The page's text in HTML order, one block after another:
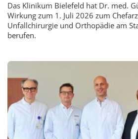
Das Klinikum Bielefeld hat Dr. med.
Wirkung zum 1. Juli 2026 zum
Unfallchirurgie und Orthopädie am
berufen.